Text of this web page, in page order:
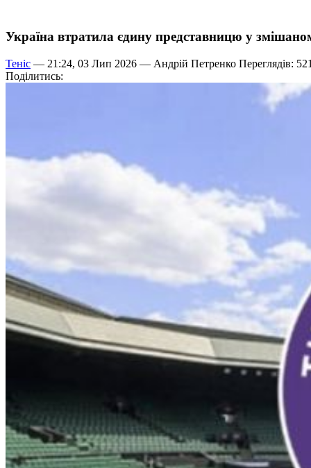
Україна втратила єдину представницю у
Теніс — 21:24, 03 Лип 2026 — Андрій Петренко Переглядів:
Поділитись: